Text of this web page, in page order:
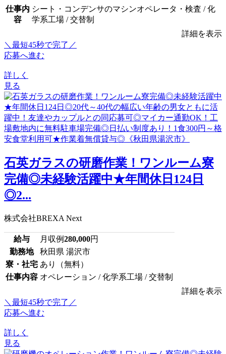
仕事内
容
シート・コンデンサのマシンオペレータ・検査 / 化
学系工場 / 交替制
詳細を表示
＼最短45秒で完了／
応募へ進む
詳しく
見る
石英ガラスの研磨作業！ワンルーム寮
完備◎未経験活躍中★年間休日124日
◎2...
株式会社BREXA Next
給与 月収例280,000円
勤務地
秋田県 湯沢市
寮・社宅 あり（無料）
仕事内容 オペレーション / 化学系工場 / 交替制
詳細を表示
＼最短45秒で完了／
応募へ進む
詳しく
見る